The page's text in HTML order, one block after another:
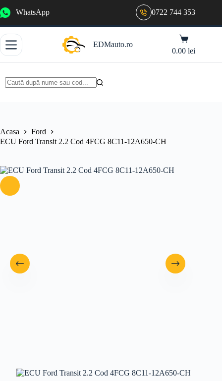
la
WhatsApp 0722 744 353
EDMauto.ro
Coș
de
cumpărături
0.00lei
Acasa
Ford
ECU Ford Transit 2.2 Cod 4FCG 8C11-12A650-CH